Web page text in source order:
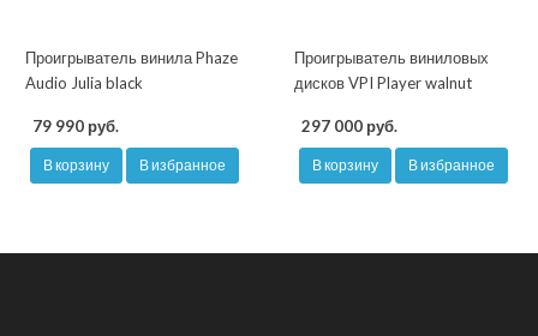
Проигрыватель винила Phaze
Audio Julia black
79 990 руб.
В корзину В избранное
Проигрыватель виниловых
дисков VPI Player walnut
297 000 руб.
В корзину В избранное